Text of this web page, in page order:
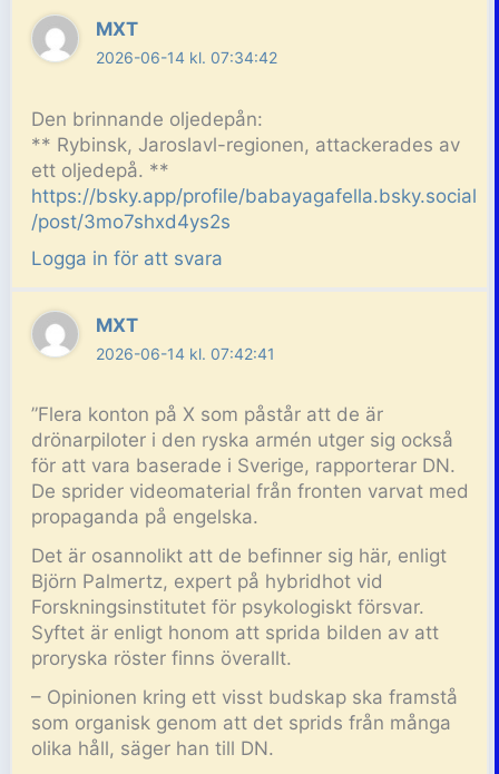
MXT
2026-06-14 kl. 07:34:42
Den brinnande oljedepån:
** Rybinsk, Jaroslavl-regionen, attackerades av
ett oljedepå. **
https://bsky.app/profile/babayagafella.bsky.social
/post/3mo7shxd4ys2s
Logga in för att svara
MXT
2026-06-14 kl. 07:42:41
”Flera konton på X som påstår att de är
drönarpiloter i den ryska armén utger sig också
för att vara baserade i Sverige, rapporterar DN.
De sprider videomaterial från fronten varvat med
propaganda på engelska.
Det är osannolikt att de befinner sig här, enligt
Björn Palmertz, expert på hybridhot vid
Forskningsinstitutet för psykologiskt försvar.
Syftet är enligt honom att sprida bilden av att
proryska röster finns överallt.
– Opinionen kring ett visst budskap ska framstå
som organisk genom att det sprids från många
olika håll, säger han till DN.